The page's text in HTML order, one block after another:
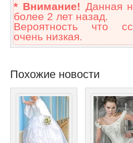
* Внимание! Данная
более 2 лет назад.
Вероятность что
очень низкая.
Похожие новости